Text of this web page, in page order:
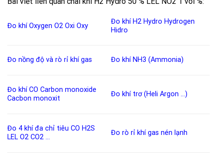
Đo khí Oxygen O2 Oxi Oxy
Đo khí H2 Hydro Hydrogen
Hidro
Đo nồng độ và rò rỉ khí gas Đo khí NH3 (Ammonia)
Đo khí CO Carbon monoxide
Cacbon monoxit
Đo khí trơ (Heli Argon …)
Đo 4 khí đa chỉ tiêu CO H2S
LEL O2 CO2 …
Đo rò rỉ khí gas nén lạnh